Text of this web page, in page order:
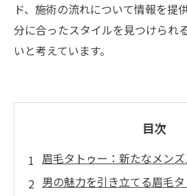
ド、施術の流れについて情報を提
分に合ったスタイルを見つけられ
いと考えています。
目次
眉毛タトゥー：新たなメン
男の魅力を引き立てる眉毛